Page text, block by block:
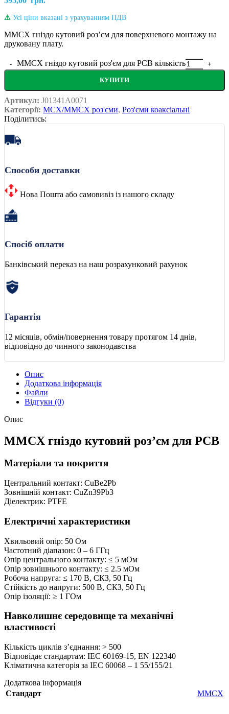
⚠ Усі ціни вказані з урахуванням ПДВ
MMCX гніздо кутовий розʼєм для поверхневого монтажу на
друковану плату.
MMCX гніздо кутовий роз'єм для PCB кількість
КУПИТИ
Артикул: J01341A0071
Категорії: MCX/MMCX роз'єми, Роз'єми коаксіальні
Поділитись:
Способи доставки
Нова Пошта або самовивіз із нашого складу
Спосіб оплати
Банківський переказ на наш розрахунковий рахунок
Гарантія
12 місяців, обмін/повернення товару протягом 14 днів,
відповідно до чинного законодавства
Опис
Додаткова інформація
Файли
Відгуки (0)
Опис
MMCX гніздо кутовий роз’єм для PCB
Матеріали та покриття
Центральний контакт: CuBe2Pb
Зовнішній контакт: CuZn39Pb3
Діелектрик: PTFE
Електричні характеристики
Хвильовий опір: 50 Ом
Частотний діапазон: 0 – 6 ГГц
Опір центрального контакту: ≤ 5 мОм
Опір зовнішнього контакту: ≤ 2.5 мОм
Робоча напруга: ≤ 170 В, СКЗ, 50 Гц
Стійкість до напруги: 500 В, СКЗ, 50 Гц
Опір ізоляції: ≥ 1 ГОм
Навколишнє середовище та механічні
властивості
Кількість циклів з’єднання: > 500
Відповідає стандартам: IEC 60169-15, EN 122340
Кліматична категорія за IEC 60068 – 1 55/155/21
Додаткова інформація
Стандарт
MMCX